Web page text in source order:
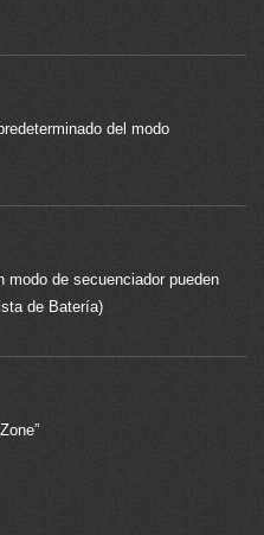
del modo
modo de secuenciador pueden
de Batería)